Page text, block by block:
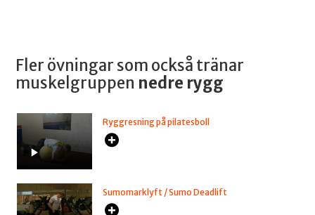
Fler övningar som också tränar
muskelgruppen nedre rygg
Ryggresning på pilatesboll
Sumomarklyft / Sumo Deadlift